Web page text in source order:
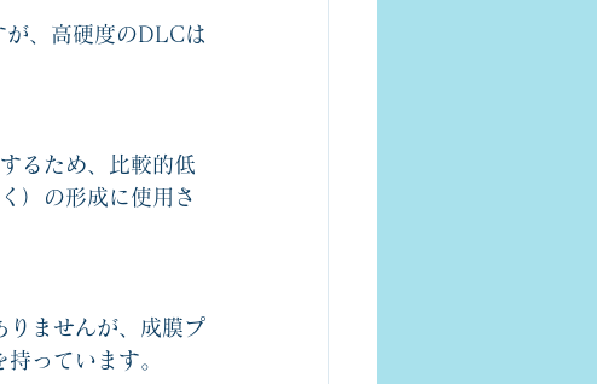
、高硬度のDLCは
るため、比較的低
）の形成に使用さ
ませんが、成膜プ
っています。